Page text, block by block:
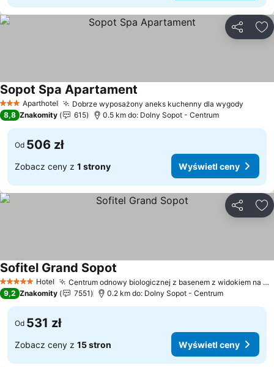
3 KategoriaAparthotel Dobrze wyposażony aneks kuchenny dla wygody
Sopot Spa Apartament
8,8 Znakomity 615 0.5 km do: Dolny Sopot - Centrum
Od 506 zł
Zobacz ceny z 1 strony Wyświetl ceny
5 KategoriaHotel Centrum odnowy biologicznej z basenem z widokiem na morze
Sofitel Grand Sopot
9,2 Znakomity 7551 0.2 km do: Dolny Sopot - Centrum
Od 531 zł
Zobacz ceny z 15 stron Wyświetl ceny